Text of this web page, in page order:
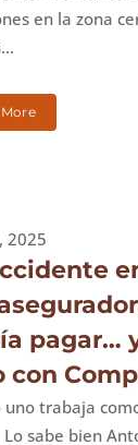
en la zona
2025
pagar…
con
uno trabaja
sabe bien